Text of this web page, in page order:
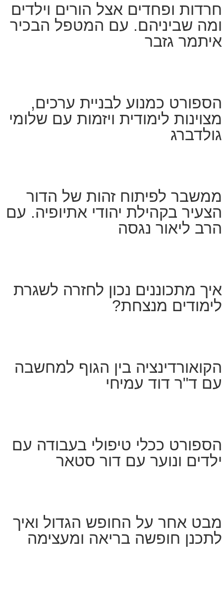
חרדות ופחדים אצל הורים וילדים
ומה שביניהם. עם המטפל הבכיר
איתמר גזבר
הספורט כמנוע לבניית ערכים,
מצוינות לימודית ויזמות עם שלומי
גולדברג
ממשבר לפיתוח זהות של הדור
הצעיר בקהילת יהודי אתיופיה. עם
הרב ליאור נגסה
איך מתכוננים נכון לחזרה לשגרת
לימודים מנצחת?
הקואורדינציה בין הגוף למחשבה
עם ד"ר דוד עמיחי
הספורט ככלי טיפולי בעבודה עם
ילדים ונוער עם דור סטאר
מבט אחר על החופש הגדול ואיך
לתכנן חופשה בריאה ומעצימה